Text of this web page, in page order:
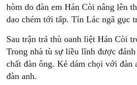
hòm do đàn em Hán Còi nâng lên
dao chém tới tấp. Tín Lác ngã gục
Sau trận trả thù oanh liệt Hán Còi
Trong nhà tù sự liều lĩnh được
chất đàn ông. Kẻ dám chọi với đàn
đàn anh.